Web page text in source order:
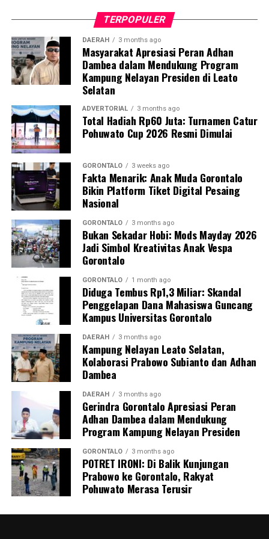
tersebut memiliki bobot sekitar 50 kilogram dan berisi
butiran putih menyerupai batu.
Guna memastikan kandungan material di dalamnya,
penyidik Subdit Gakkum Ditpolairud Polda Gorontalo
langsung mengirimkan sampel ke Laboratorium
Forensik (Labfor) Polda Sulawesi Utara di Manado. Hasil
pengujian laboratorium mengonfirmasi secara
meyakinkan bahwa butiran putih dalam 39 karung
tersebut positif mengandung sianida.
Selain menyita 1,9 ton sianida, polisi turut
mengamankan bangkai kapal “SAR.01.1824” yang telah
rusak, beserta sisa serpihan dan mesin kapal sebagai
barang bukti.
Hingga saat ini, pihak kepolisian tengah melakukan
penyelidikan intensif dan memburu pihak-pihak yang
bertanggung jawab atas kepemilikan serta aktivitas
pengangkutan barang berbahaya tersebut. Sedikitnya
enam orang saksi telah dimintai keterangan resmi,
termasuk personel Ditpolairud yang tiba pertama di
lokasi, Kepala Desa Motihelumo, warga pelapor, serta
masyarakat sekitar.
Peristiwa ini dipastikan melanggar sejumlah ketentuan
pidana berlapis. Para pelaku terancam dijerat atas
tindak pidana pengangkutan barang berbahaya tanpa
proses kepabeanan, pelanggaran pelayaran,
perdagangan tanpa izin resmi, serta pelanggaran
Undang-Undang Perlindungan Konsumen karena
memanipulasi label dan kemasan barang.
Menutup keterangannya, Kombes Devy mengimbau
seluruh masyarakat pesisir Gorontalo untuk terus
TERPOPULER
DAERAH 3 months ago
Masyarakat Apresiasi Peran Adhan
Dambea dalam Mendukung Program
Kampung Nelayan Presiden di Leato
Selatan
ADVERTORIAL 3 months ago
Total Hadiah Rp60 Juta: Turnamen Catur
Pohuwato Cup 2026 Resmi Dimulai
GORONTALO 3 weeks ago
Fakta Menarik: Anak Muda Gorontalo
Bikin Platform Tiket Digital Pesaing
Nasional
GORONTALO 3 months ago
Bukan Sekadar Hobi: Mods Mayday 2026
Jadi Simbol Kreativitas Anak Vespa
Gorontalo
GORONTALO 1 month ago
Diduga Tembus Rp1,3 Miliar: Skandal
Penggelapan Dana Mahasiswa Guncang
Kampus Universitas Gorontalo
DAERAH 3 months ago
Kampung Nelayan Leato Selatan,
Kolaborasi Prabowo Subianto dan Adhan
Dambea
DAERAH 3 months ago
Gerindra Gorontalo Apresiasi Peran
Adhan Dambea dalam Mendukung
Program Kampung Nelayan Presiden
GORONTALO 3 months ago
POTRET IRONI: Di Balik Kunjungan
Prabowo ke Gorontalo, Rakyat
Pohuwato Merasa Terusir